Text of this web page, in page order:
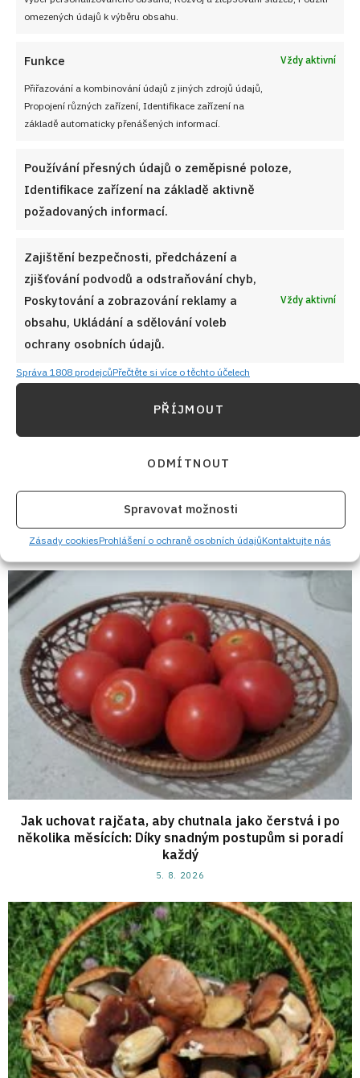
omezených údajů k výběru obsahu.
Funkce Vždy aktivní
Přiřazování a kombinování údajů z jiných zdrojů údajů,
Propojení různých zařízení, Identifikace zařízení na
základě automaticky přenášených informací.
Používání přesných údajů o zeměpisné poloze,
Identifikace zařízení na základě aktivně
požadovaných informací.
Zajištění bezpečnosti, předcházení a
zjišťování podvodů a odstraňování chyb,
Poskytování a zobrazování reklamy a
obsahu, Ukládání a sdělování voleb
ochrany osobních údajů.
Vždy aktivní
Správa 1808 prodejcůPřečtěte si více o těchto účelech
PŘÍJMOUT
ODMÍTNOUT
Spravovat možnosti
Zásady cookiesProhlášení o ochraně osobních údajůKontaktujte nás
Velký test slunečnicových olejů 2026: 7 výrobků z
českých obchodů se značně liší cenou i kvalitou
Retro kvíz o sušenkách a cukrovinkách z dob
6. 8. 2026
Jak uchovat rajčata, aby chutnala jako čerstvá i po
několika měsících: Díky snadným postupům si poradí
každý
5. 8. 2026